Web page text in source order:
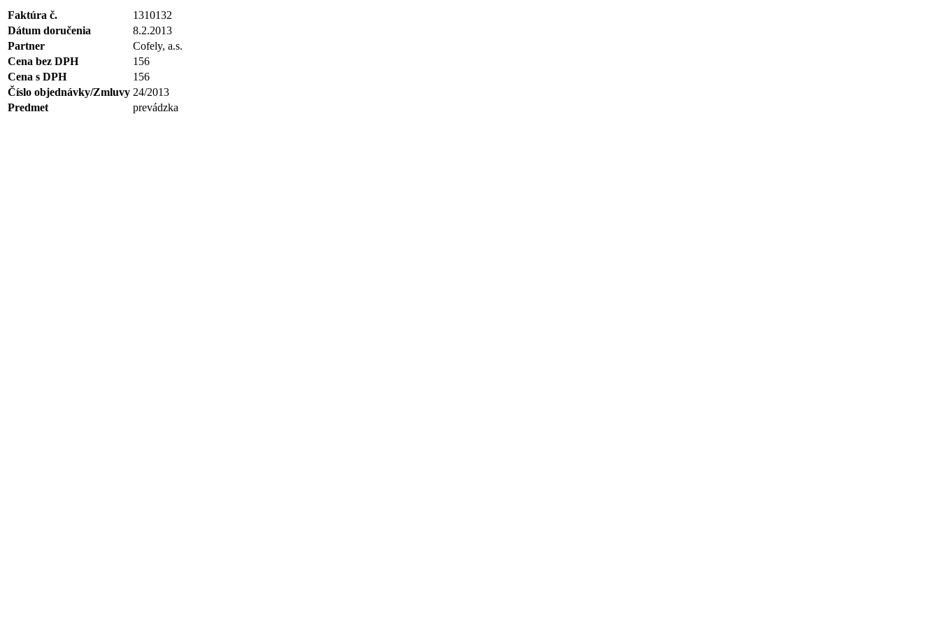
Faktúra č.
1310132
Dátum doručenia
8.2.2013
Partner
Cofely, a.s.
Cena bez DPH
156
Cena s DPH
156
Číslo objednávky/Zmluvy 24/2013
Predmet
prevádzka